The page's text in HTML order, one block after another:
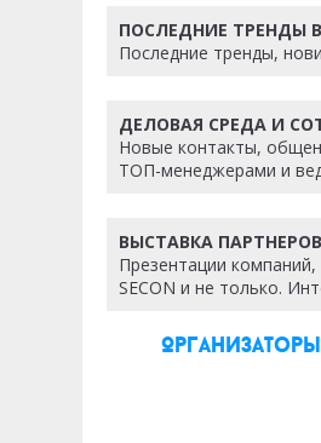
ПОСЛЕДНИЕ ТРЕНДЫ
Последние тренды,
ДЕЛОВАЯ СРЕДА И
Новые контакты,
ТОП-менеджерами и
ВЫСТАВКА ПАРТНЕРОВ
Презентации
SECON и не только.
Организаторы